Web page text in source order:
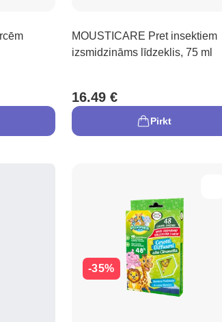
MOUSTICARE Pret insektiem
izsmidzināms līdzeklis, 75 ml
16.49 €
Pirkt
-35%